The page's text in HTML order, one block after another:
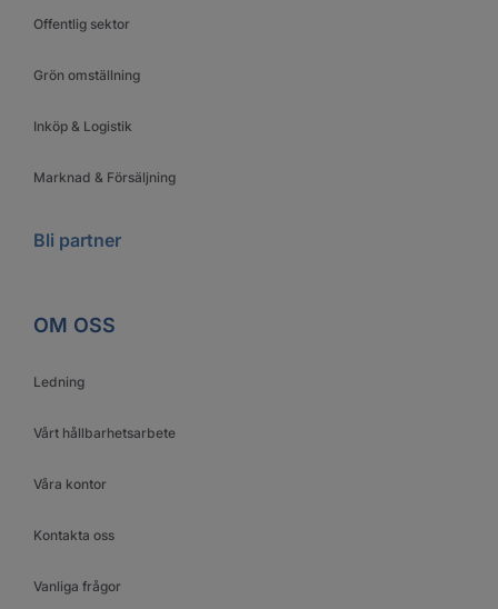
Offentlig sektor
Grön omställning
Inköp & Logistik
Marknad & Försäljning
Bli partner
OM OSS
Ledning
Vårt hållbarhetsarbete
Våra kontor
Kontakta oss
Vanliga frågor